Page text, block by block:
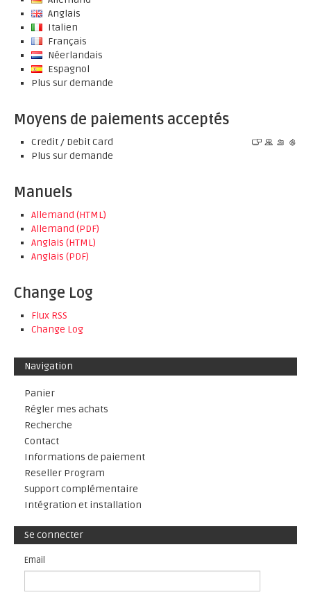
Anglais
Italien
Français
Néerlandais
Espagnol
Plus sur demande
Moyens de paiements acceptés
Credit / Debit Card
Plus sur demande
Manuels
Allemand (HTML)
Allemand (PDF)
Anglais (HTML)
Anglais (PDF)
Change Log
Flux RSS
Change Log
Navigation
Panier
Régler mes achats
Recherche
Contact
Informations de paiement
Reseller Program
Support complémentaire
Intégration et installation
Se connecter
Email